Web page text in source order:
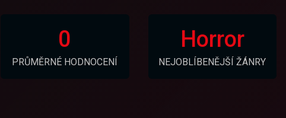
0
PRŮMĚRNÉ HODNOCENÍ
Horror
NEJOBLÍBENĚJŠÍ ŽÁNRY